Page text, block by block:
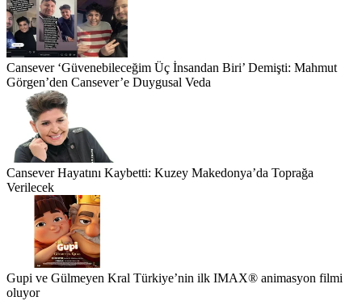
Cansever ‘Güvenebileceğim Üç İnsandan Biri’ Demişti: Mahmut
Görgen’den Cansever’e Duygusal Veda
Cansever Hayatını Kaybetti: Kuzey Makedonya’da Toprağa
Verilecek
Gupi ve Gülmeyen Kral Türkiye’nin ilk IMAX® animasyon filmi
oluyor